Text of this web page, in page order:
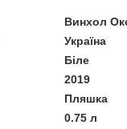
Винхол
Україна
Біле
2019
Пляшка
0.75 л